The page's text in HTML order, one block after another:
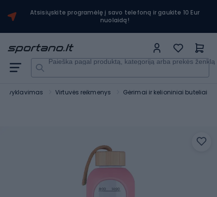
Atsisiųskite programėlę į savo telefoną ir gaukite 10 Eur
nuolaidą!
Paieška pagal produktą, kategoriją arba prekės ženklą
Virtuvės reikmenys Gėrimai ir kelioniniai buteliai